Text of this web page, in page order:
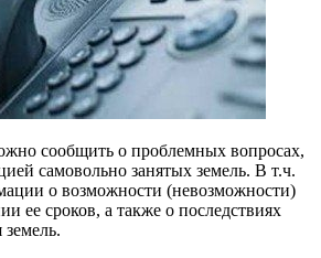
сообщить о проблемных вопросах,
самовольно занятых земель. В т.ч.
о возможности (невозможности)
ее сроков, а также о последствиях
земель.